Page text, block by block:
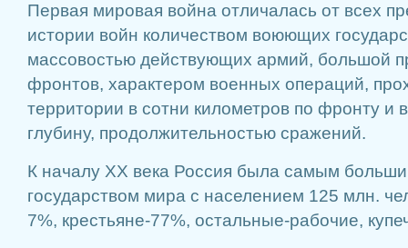
Первая мировая война отличалась от всех
истории войн количеством воюющих
массовостью действующих армий, большой
фронтов, характером военных операций,
территории в сотни километров по фронту и
глубину, продолжительностью сражений.
К началу XX века Россия была самым
государством мира с населением 125 млн.
7%, крестьяне-77%, остальные-рабочие,